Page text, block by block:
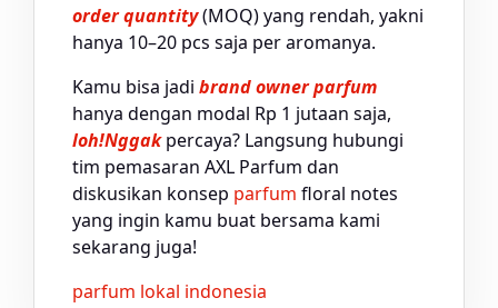
order quantity(MOQ) yang rendah, yakni
hanya 10–20 pcs saja per aromanya.
Kamu bisa jadi brand ownerparfum
hanya dengan modal Rp 1 jutaan saja,
loh!Nggakpercaya? Langsung hubungi
tim pemasaran AXL Parfum dan
diskusikan konsep parfum floral notes
yang ingin kamu buat bersama kami
sekarang juga!
parfum lokal indonesia